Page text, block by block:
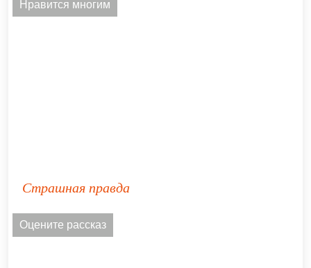
Нравится многим
Страшная правда
Оцените рассказ